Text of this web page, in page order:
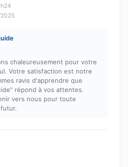
chaleureusement pour votre
Votre satisfaction est notre
ravis d'apprendre que
répond à vos attentes.
vers nous pour toute